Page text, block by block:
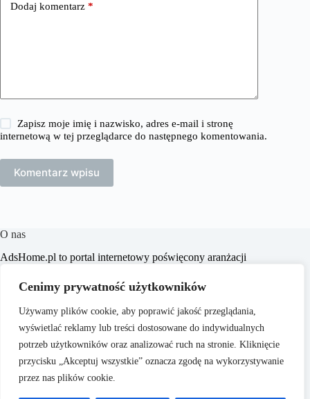
Cenimy prywatność użytkowników
Używamy plików cookie, aby poprawić jakość przeglądania,
wyświetlać reklamy lub treści dostosowane do indywidualnych
potrzeb użytkowników oraz analizować ruch na stronie. Kliknięcie
przycisku „Akceptuj wszystkie” oznacza zgodę na wykorzystywanie
przez nas plików cookie.
Dodaj komentarz *
Zapisz moje imię i nazwisko, adres e-mail i stronę
internetową w tej przeglądarce do następnego komentowania.
Komentarz wpisu
O nas
​AdsHome.pl to portal internetowy poświęcony aranżacji
celem jest dostarczanie praktycznych wskazówek i inspiracji,
które pomogą czytelnikom w tworzeniu komfortowych i
stylowych przestrzeni życiowych.